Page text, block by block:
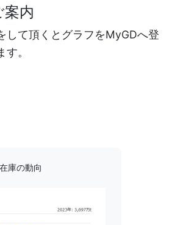
案内
して頂くとグラフをMyGDへ登
。
庫の動向